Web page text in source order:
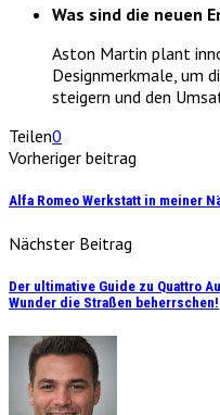
Was sind die neuen
Aston Martin plant
Designmerkmale, um
steigern und den
Teilen0
Vorheriger beitrag
Alfa Romeo Werkstatt in meiner
Nächster Beitrag
Der ultimative Guide zu Quattro
Wunder die Straßen beherrschen!